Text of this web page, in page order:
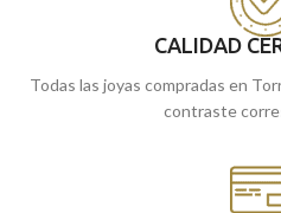
CALIDAD
Todas las joyas compradas en
contraste